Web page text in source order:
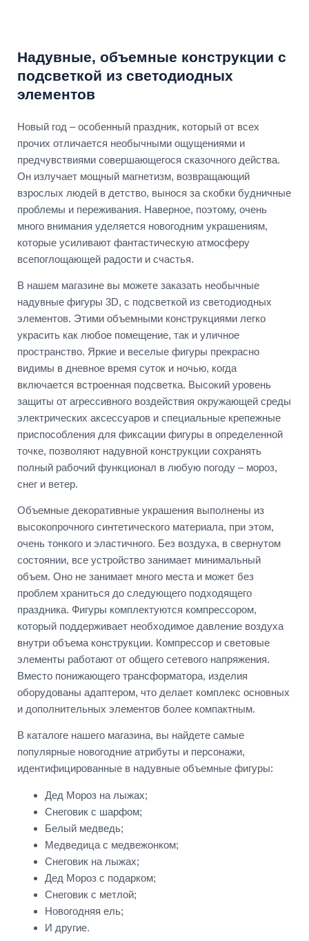
Надувные, объемные конструкции с
подсветкой из светодиодных
элементов
Новый год – особенный праздник, который от всех
прочих отличается необычными ощущениями и
предчувствиями совершающегося сказочного действа.
Он излучает мощный магнетизм, возвращающий
взрослых людей в детство, вынося за скобки будничные
проблемы и переживания. Наверное, поэтому, очень
много внимания уделяется новогодним украшениям,
которые усиливают фантастическую атмосферу
всепоглощающей радости и счастья.
В нашем магазине вы можете заказать необычные
надувные фигуры 3D, с подсветкой из светодиодных
элементов. Этими объемными конструкциями легко
украсить как любое помещение, так и уличное
пространство. Яркие и веселые фигуры прекрасно
видимы в дневное время суток и ночью, когда
включается встроенная подсветка. Высокий уровень
защиты от агрессивного воздействия окружающей среды
электрических аксессуаров и специальные крепежные
приспособления для фиксации фигуры в определенной
точке, позволяют надувной конструкции сохранять
полный рабочий функционал в любую погоду – мороз,
снег и ветер.
Объемные декоративные украшения выполнены из
высокопрочного синтетического материала, при этом,
очень тонкого и эластичного. Без воздуха, в свернутом
состоянии, все устройство занимает минимальный
объем. Оно не занимает много места и может без
проблем храниться до следующего подходящего
праздника. Фигуры комплектуются компрессором,
который поддерживает необходимое давление воздуха
внутри объема конструкции. Компрессор и световые
элементы работают от общего сетевого напряжения.
Вместо понижающего трансформатора, изделия
оборудованы адаптером, что делает комплекс основных
и дополнительных элементов более компактным.
В каталоге нашего магазина, вы найдете самые
популярные новогодние атрибуты и персонажи,
идентифицированные в надувные объемные фигуры:
Дед Мороз на лыжах;
Снеговик с шарфом;
Белый медведь;
Медведица с медвежонком;
Снеговик на лыжах;
Дед Мороз с подарком;
Снеговик с метлой;
Новогодняя ель;
И другие.